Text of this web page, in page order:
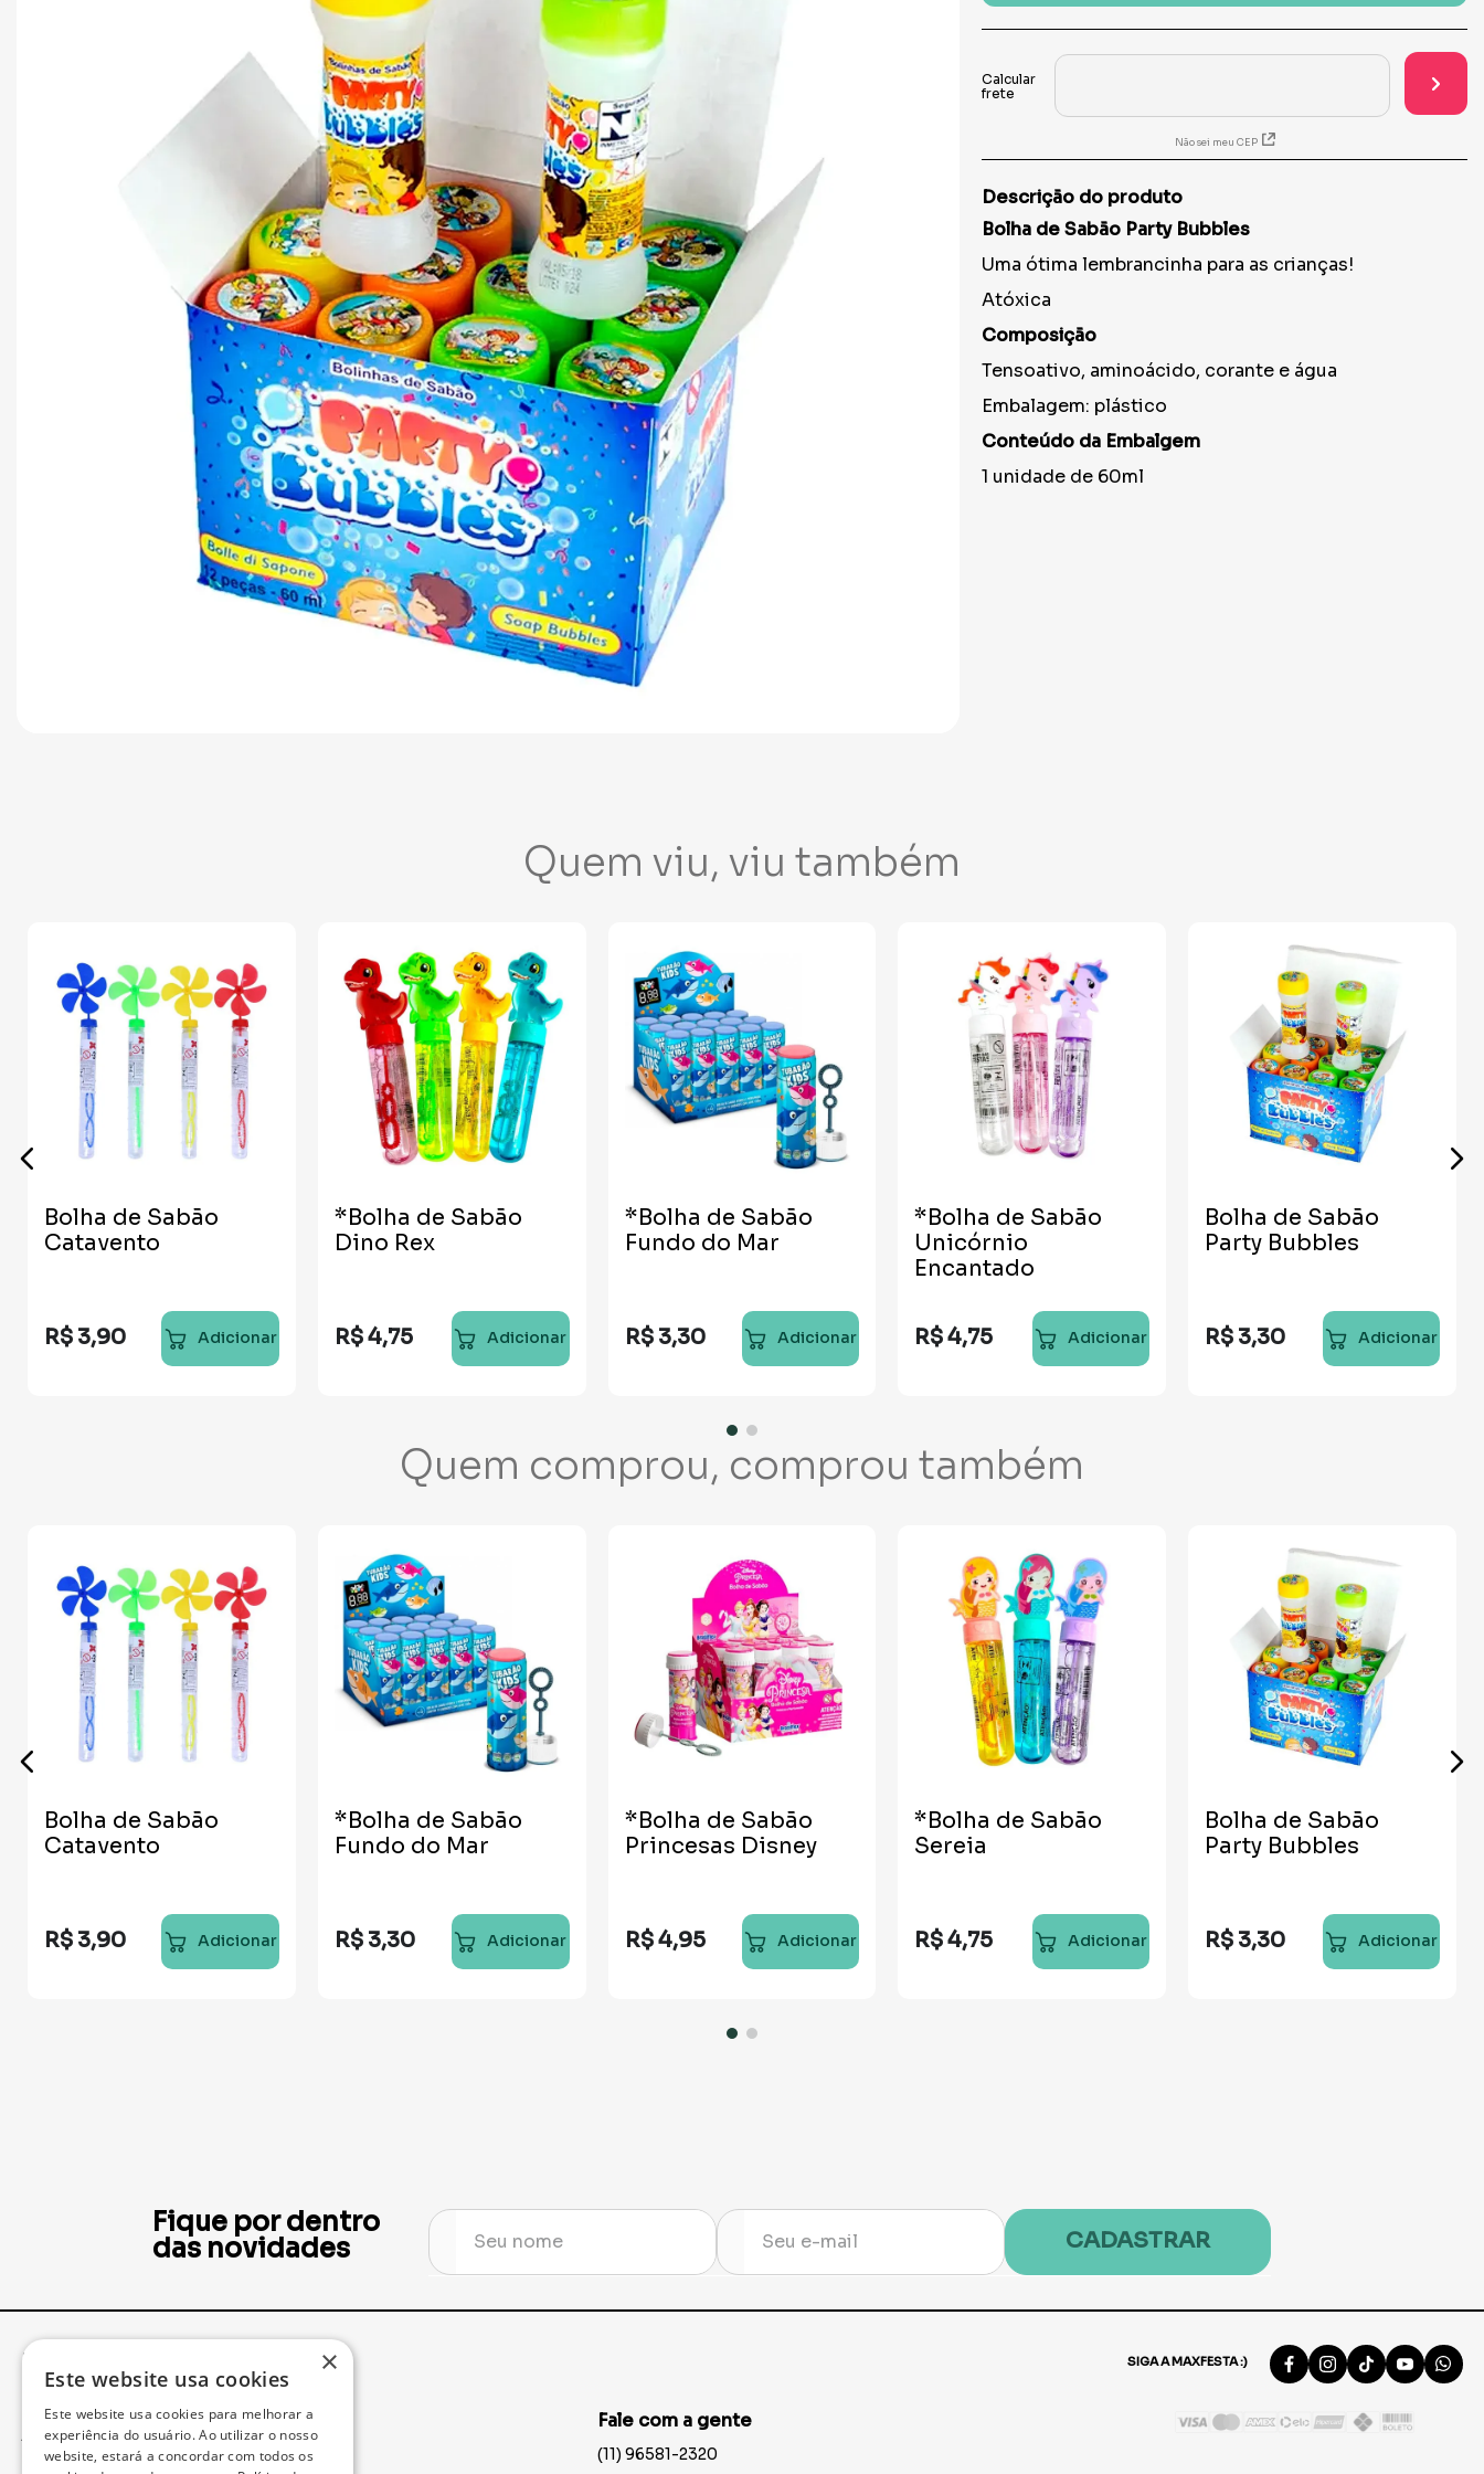
10º copo
Não sei meu CEP
Descrição do produto
Bolha de Sabão Party Bubbles
Uma ótima lembrancinha para as crianças!
Atóxica
Composição
Tensoativo, aminoácido, corante e água
Embalagem: plástico
Conteúdo da Embalgem
1 unidade de 60ml
Quem viu, viu também
Bolha de Sabão
Catavento
R$ 3,90 Adicionar
*Bolha de Sabão
Dino Rex
R$4,75 Adicionar
*Bolha de Sabão
Fundo do Mar
R$ 3,30 Adicionar
*Bolha de Sabão
Unicórnio
Encantado
R$4,75 Adicionar
Bolha de Sabão
Party Bubbles
R$ 3,30 Adicionar
Quem comprou, comprou também
Bolha de Sabão
Catavento
R$ 3,90 Adicionar
*Bolha de Sabão
Fundo do Mar
R$ 3,30 Adicionar
*Bolha de Sabão
Princesas Disney
R$4,95 Adicionar
*Bolha de Sabão
Sereia
R$4,75 Adicionar
Bolha de Sabão
Party Bubbles
R$ 3,30 Adicionar
Fique por dentro
das novidades
CADASTRAR
Institucional SIGA A MAXFESTA :)
Acompanhe seu Pedido
Fale com a gente
(11) 96581-2320
×
Este website usa cookies
Este website usa cookies para melhorar a
experiência do usuário. Ao utilizar o nosso
website, estará a concordar com todos os